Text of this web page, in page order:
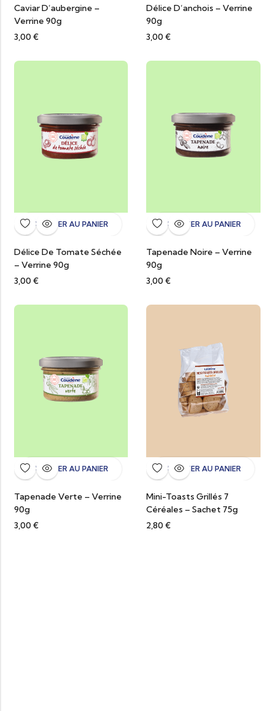
Caviar D’aubergine –
Verrine 90g
3,00 €
Délice D’anchois – Verrine
90g
3,00 €
AJOUTER AU PANIER
Délice De Tomate Séchée
– Verrine 90g
3,00 €
AJOUTER AU PANIER
Tapenade Noire – Verrine
90g
3,00 €
AJOUTER AU PANIER
Tapenade Verte – Verrine
90g
3,00 €
AJOUTER AU PANIER
Mini-Toasts Grillés 7
Céréales – Sachet 75g
2,80 €